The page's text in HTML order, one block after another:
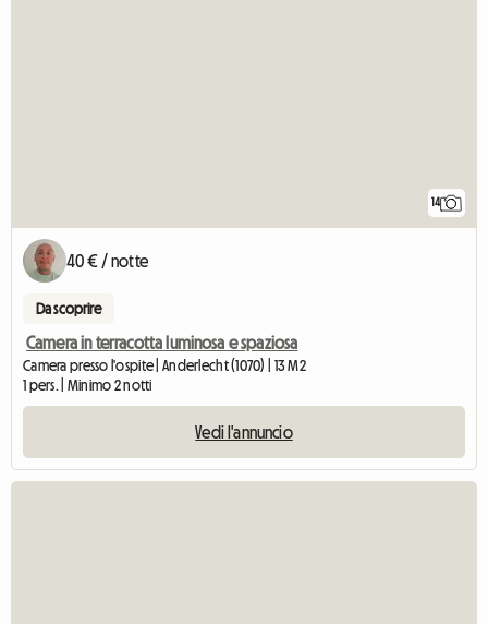
14
40 € / notte
Da scoprire
Camera in terracotta luminosa e spaziosa
Camera presso l'ospite | Anderlecht (1070) | 13 M2
1 pers. | Minimo 2 notti
Vedi l'annuncio